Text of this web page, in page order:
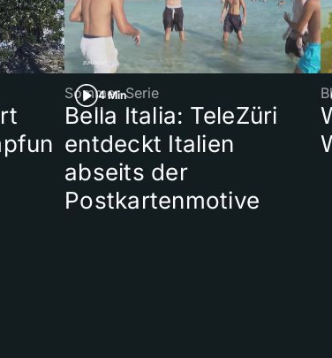
4 Min
Sommer-Serie
Bella Italia: TeleZüri
entdeckt Italien
abseits der
Postkartenmotive